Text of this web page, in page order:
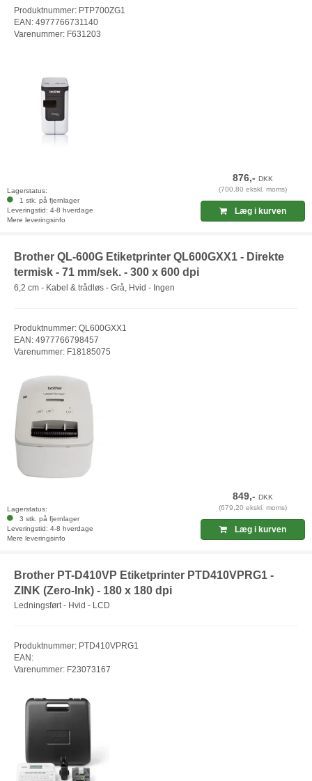
Produktnummer: PTP700ZG1
EAN: 4977766731140
Varenummer: F631203
Lagerstatus:
1 stk. på fjernlager
Leveringstid: 4-8 hverdage
Mere leveringsinfo
876,-DKK
(700,80 ekskl. moms)
Læg i kurven
Brother QL-600G Etiketprinter QL600GXX1 - Direkte
termisk - 71 mm/sek. - 300 x 600 dpi
6,2 cm - Kabel & trådløs - Grå, Hvid - Ingen
Produktnummer: QL600GXX1
EAN: 4977766798457
Varenummer: F18185075
Lagerstatus:
3 stk. på fjernlager
Leveringstid: 4-8 hverdage
Mere leveringsinfo
849,-DKK
(679,20 ekskl. moms)
Læg i kurven
Brother PT-D410VP Etiketprinter PTD410VPRG1 -
ZINK (Zero-Ink) - 180 x 180 dpi
Ledningsført - Hvid - LCD
Produktnummer: PTD410VPRG1
EAN:
Varenummer: F23073167